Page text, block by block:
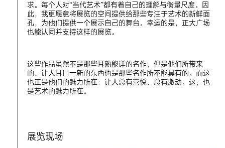
求。每个人对“当代艺术”都有着自己的理解与衡量尺度。因
此，我更愿意将展览的空间提供给那些专注于艺术的新鲜面
孔，为他们提供一个展示自己的舞台。幸运的是，正大广场
也能认同并支持这样的展览。
这些作品虽然不是那些耳熟能详的名作，但是他们所带来
的、让人耳目一新的东西也是那些名作所不能具有的。而这
也正是他们的魅力所在：让人总有喜悦、总有激动。这，也
是艺术的魅力所在。
展览现场